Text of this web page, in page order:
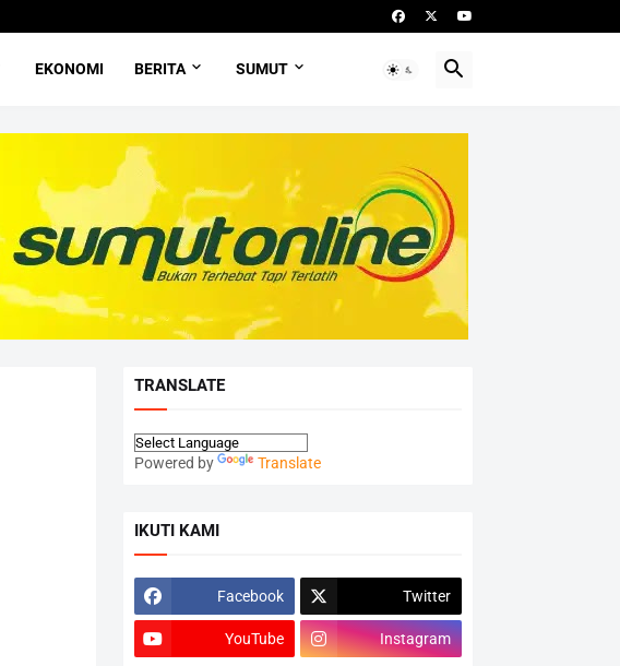
EKONOMI BERITA SUMUT
TRANSLATE
Powered by Translate
IKUTI KAMI
Facebook Twitter
YouTube Instagram